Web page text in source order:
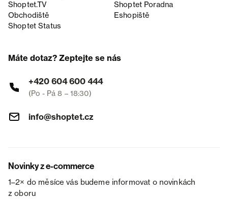
Shoptet.TV
Shoptet Poradna
Obchodiště
Eshopiště
Shoptet Status
Máte dotaz? Zeptejte se nás
+420 604 600 444
(Po - Pá 8 – 18:30)
info@shoptet.cz
Novinky z e-commerce
1–2× do měsíce vás budeme informovat o novinkách
z oboru